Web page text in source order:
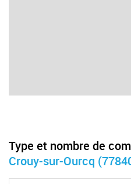
Type et nombre de
Crouy-sur-Ourcq